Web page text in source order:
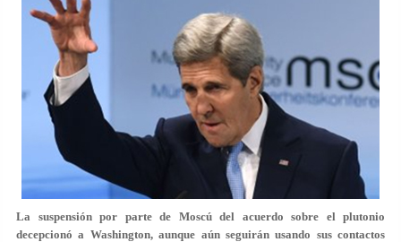
La suspensión por parte de Moscú del acuerdo sobre el plutonio
decepcionó a Washington, aunque aún seguirán usando sus contactos